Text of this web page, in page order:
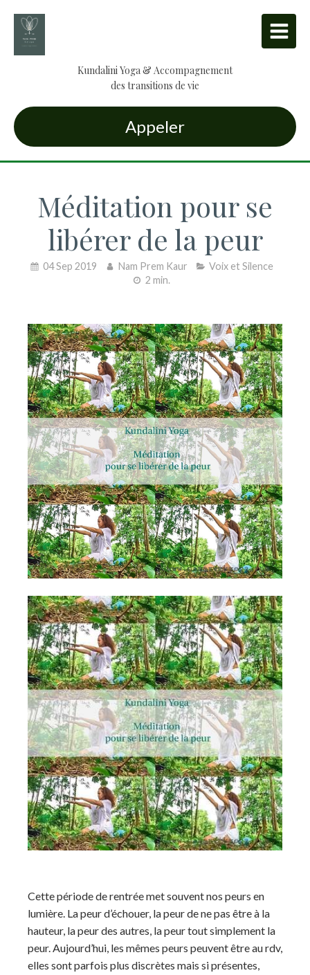
Kundalini Yoga & Accompagnement
des transitions de vie
Appeler
Méditation pour se
libérer de la peur
04 Sep 2019 Nam Prem Kaur
Voix et Silence
2 min.
Cette période de rentrée met souvent nos peurs en
lumière. La peur d’échouer, la peur de ne pas être à la
hauteur, la peur des autres, la peur tout simplement la
peur. Aujourd’hui, les mêmes peurs peuvent être au rdv,
elles sont parfois plus discrètes mais si présentes,